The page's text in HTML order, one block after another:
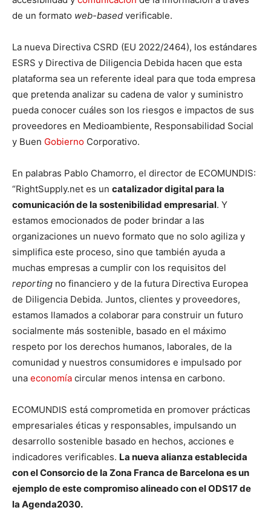
de un formato web-based verificable.
La nueva Directiva CSRD (EU 2022/2464), los estándares
ESRS y Directiva de Diligencia Debida hacen que esta
plataforma sea un referente ideal para que toda empresa
que pretenda analizar su cadena de valor y suministro
pueda conocer cuáles son los riesgos e impactos de sus
proveedores en Medioambiente, Responsabilidad Social
y Buen Gobierno Corporativo.
En palabras Pablo Chamorro, el director de ECOMUNDIS:
“RightSupply.net es un catalizador digital para la
comunicación de la sostenibilidad empresarial. Y
estamos emocionados de poder brindar a las
organizaciones un nuevo formato que no solo agiliza y
simplifica este proceso, sino que también ayuda a
muchas empresas a cumplir con los requisitos del
reporting no financiero y de la futura Directiva Europea
de Diligencia Debida. Juntos, clientes y proveedores,
estamos llamados a colaborar para construir un futuro
socialmente más sostenible, basado en el máximo
respeto por los derechos humanos, laborales, de la
comunidad y nuestros consumidores e impulsado por
una economía circular menos intensa en carbono.
ECOMUNDIS está comprometida en promover prácticas
empresariales éticas y responsables, impulsando un
desarrollo sostenible basado en hechos, acciones e
indicadores verificables. La nueva alianza establecida
con el Consorcio de la Zona Franca de Barcelona es un
ejemplo de este compromiso alineado con el ODS17 de
la Agenda2030.